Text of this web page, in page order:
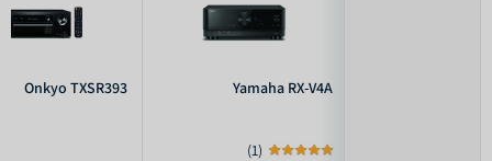
Yamaha RX-V4A
(
1
)
Onkyo TXSR393